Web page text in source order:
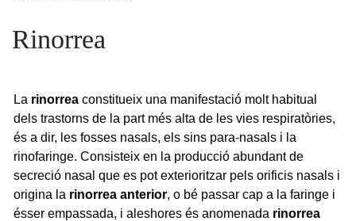
Rinorrea
La rinorreaconstitueix una manifestació molt habitual
dels trastorns de la part més alta de les vies respiratòries,
és a dir, les fosses nasals, els sins para-nasals i la
rinofaringe. Consisteix en la producció abundant de
secreció nasal que es pot exterioritzar pels orificis nasals i
origina la rinorrea anterior, o bé passar cap a la faringe i
ésser empassada, i aleshores és anomenada rinorrea